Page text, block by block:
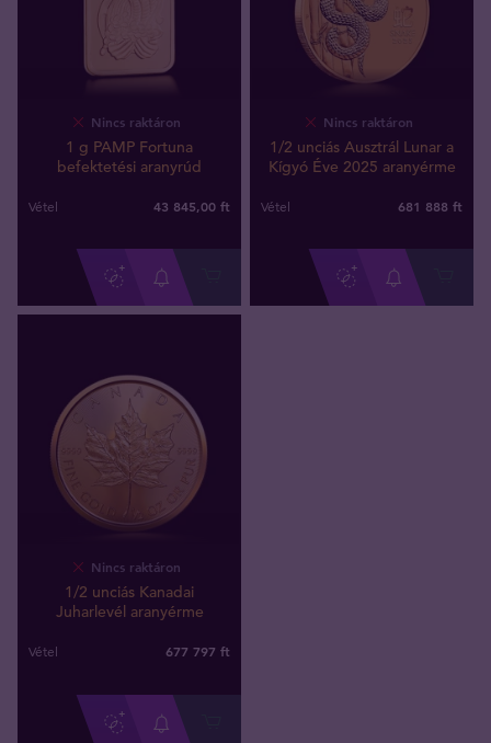
Nincs raktáron
1 g PAMP Fortuna
befektetési aranyrúd
Vétel 43 845,00 ft
Nincs raktáron
1/2 unciás Ausztrál Lunar a
Kígyó Éve 2025 aranyérme
Vétel 681 888 ft
Nincs raktáron
1/2 unciás Kanadai
Juharlevél aranyérme
Vétel 677 797 ft